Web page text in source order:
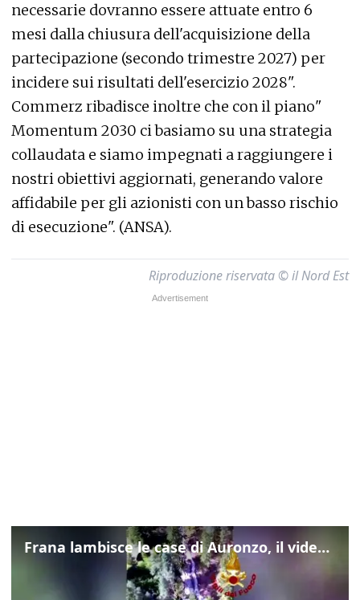
necessarie dovranno essere attuate entro 6
mesi dalla chiusura dell'acquisizione della
partecipazione (secondo trimestre 2027) per
incidere sui risultati dell'esercizio 2028".
Commerz ribadisce inoltre che con il piano"
Momentum 2030 ci basiamo su una strategia
collaudata e siamo impegnati a raggiungere i
nostri obiettivi aggiornati, generando valore
affidabile per gli azionisti con un basso rischio
di esecuzione". (ANSA).
Riproduzione riservata © il Nord Est
Frana lambisce le case di Auronzo, il video dall'elicottero dei vigili del fuoco